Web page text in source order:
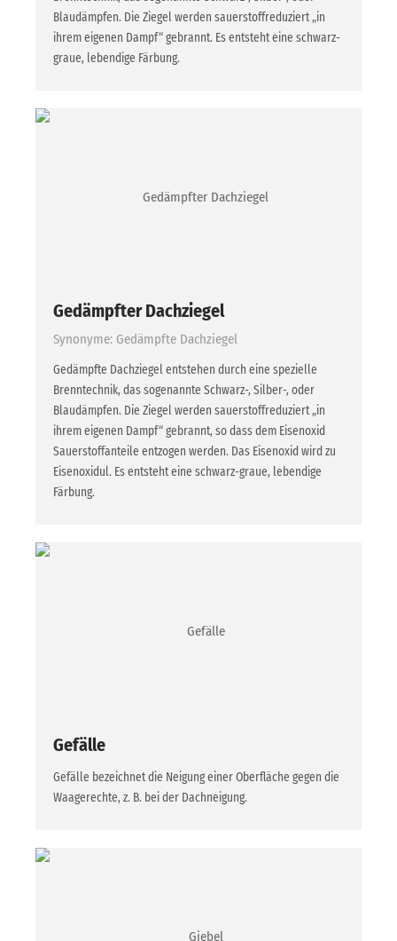
Blaudämpfen. Die Ziegel werden sauerstoffreduziert „in
ihrem eigenen Dampf“ gebrannt. Es entsteht eine schwarz-
graue, lebendige Färbung.
Gedämpfter Dachziegel
Synonyme: Gedämpfte Dachziegel
Gedämpfte Dachziegel entstehen durch eine spezielle
Brenntechnik, das sogenannte Schwarz-, Silber-, oder
Blaudämpfen. Die Ziegel werden sauerstoffreduziert „in
ihrem eigenen Dampf“ gebrannt, so dass dem Eisenoxid
Sauerstoffanteile entzogen werden. Das Eisenoxid wird zu
Eisenoxidul. Es entsteht eine schwarz-graue, lebendige
Färbung.
Gefälle
Gefälle bezeichnet die Neigung einer Oberfläche gegen die
Waagerechte, z. B. bei der Dachneigung.